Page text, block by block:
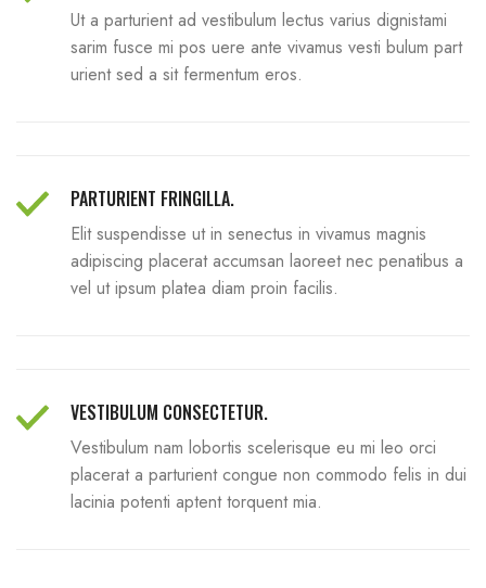
Ut a parturient ad vestibulum lectus varius dignistami
sarim fusce mi pos uere ante vivamus vesti bulum part
urient sed a sit fermentum eros.
PARTURIENT FRINGILLA.
Elit suspendisse ut in senectus in vivamus magnis
adipiscing placerat accumsan laoreet nec penatibus a
vel ut ipsum platea diam proin facilis.
VESTIBULUM CONSECTETUR.
Vestibulum nam lobortis scelerisque eu mi leo orci
placerat a parturient congue non commodo felis in dui
lacinia potenti aptent torquent mia.